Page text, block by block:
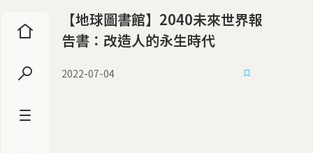
【地球圖書館】2040未來世界報
告書：改造人的永生時代
2022-07-04